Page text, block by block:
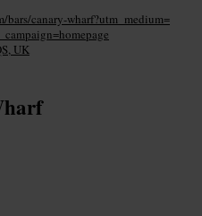
canary-wharf?utm_medium=
UK